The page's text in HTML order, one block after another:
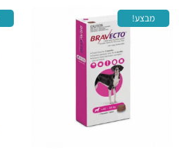
מבצע!
המקורי
היה:
270.00 ₪.